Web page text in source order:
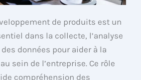
de produits est un
dans la collecte, l’analyse
données pour aider à la
sein de l’entreprise. Ce rôle
compréhension des